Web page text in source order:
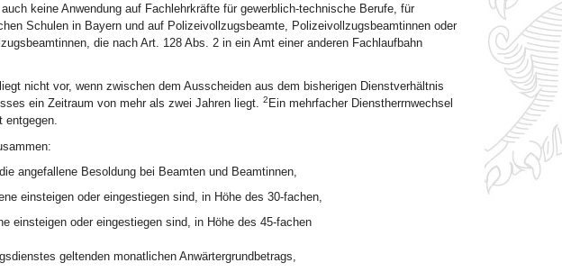
keine Anwendung auf Fachlehrkräfte für gewerblich-technische Berufe, für
Schulen in Bayern und auf Polizeivollzugsbeamte, Polizeivollzugsbeamtinnen oder
die nach Art. 128 Abs. 2 in ein Amt einer anderen Fachlaufbahn
nicht vor, wenn zwischen dem Ausscheiden aus dem bisherigen Dienstverhältnis
ein Zeitraum von mehr als zwei Jahren liegt. 2 Ein mehrfacher Dienstherrnwechsel
entgegen.
angefallene Besoldung bei Beamten und Beamtinnen,
einsteigen oder eingestiegen sind, in Höhe des 30-fachen,
einsteigen oder eingestiegen sind, in Höhe des 45-fachen
geltenden monatlichen Anwärtergrundbetrags,